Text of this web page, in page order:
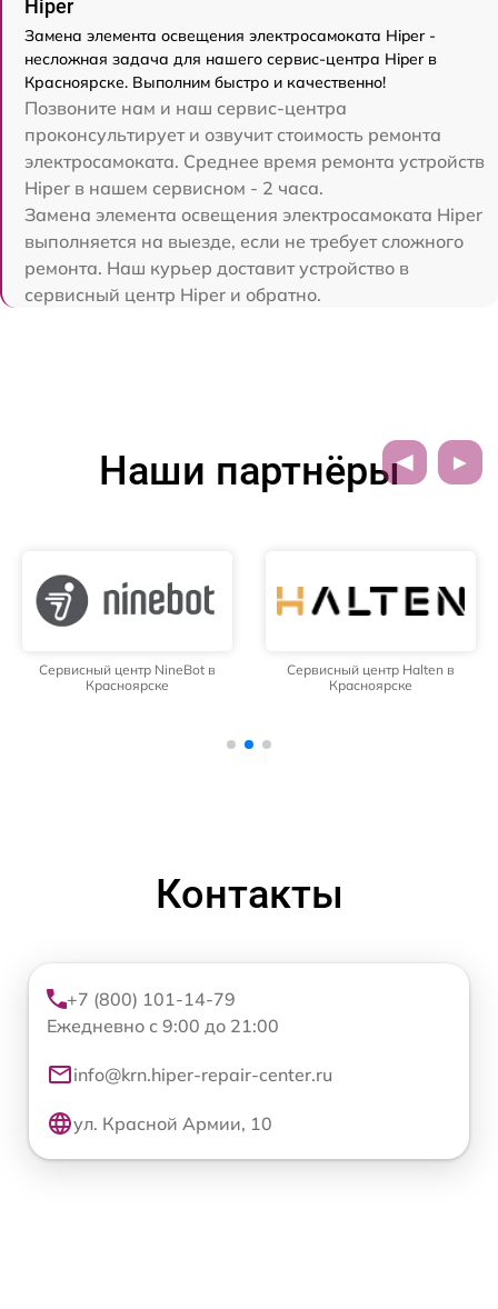
Hiper
Замена элемента освещения электросамоката Hiper -
несложная задача для нашего сервис-центра Hiper в
Красноярске. Выполним быстро и качественно!
Позвоните нам и наш сервис-центра
проконсультирует и озвучит стоимость ремонта
электросамоката. Среднее время ремонта устройств
Hiper в нашем сервисном - 2 часа.
Замена элемента освещения электросамоката Hiper
выполняется на выезде, если не требует сложного
ремонта. Наш курьер доставит устройство в
сервисный центр Hiper и обратно.
Наши партнёры
Сервисный центр NineBot в
Красноярске
Сервисный центр Halten в
Красноярске
Контакты
+7 (800) 101-14-79
Ежедневно с 9:00 до 21:00
info@krn.hiper-repair-center.ru
ул. Красной Армии, 10